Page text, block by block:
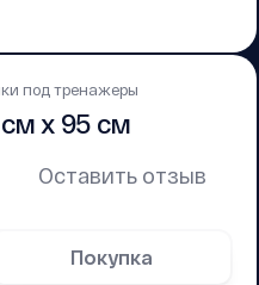
под тренажеры
х 95 см
Оставить отзыв
Покупка